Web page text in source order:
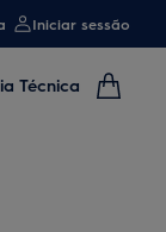
Iniciar sessão
Técnica